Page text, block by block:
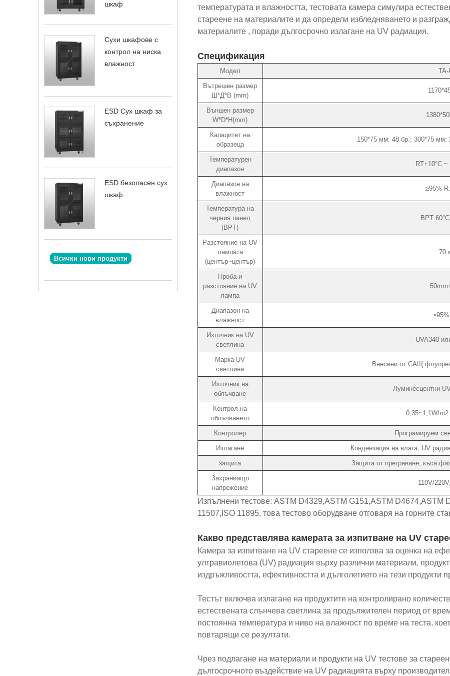
шкаф
Сухи шкафове с
контрол на ниска
влажност
ESD Сух шкаф за
съхранение
ESD безопасен сух
шкаф
Всички нови продукти
температурата и влажността, тестовата камера симулира
стареене на материалите и да определи избледняването и
материалите , поради дългосрочно излагане на UV радиация.
Спецификация
Модел
TA-
Вътрешен размер
Ш*Д*В (mm)
Външен размер
W*D*H(mm)
Капацитет на
образеца
150*75 мм: 48 бр.; 300*75 мм:
Температурен
диапазон
RT+10°C ~
Диапазон на
влажност
≥95%
Температура на
черния панел
(BPT)
BPT
Разстояние на UV
лампата
(център~център)
70
Проба и
разстояние на UV
лампа
Диапазон на
влажност
Източник на UV
светлина
UVA340
Марка UV
светлина
Внесени от САЩ
Източник на
облъчване
Луминесцентни
Контрол на
облъчването
0,35~1,1W/
Контролер
Програмируем
Излагане
Кондензация на влага, UV
защита
Защита от прегряване, къса
Захранващо
напрежение
110V/
Изпълнени тестове: ASTM D4329,ASTM G151,ASTM D4674,ASTM
11507,ISO 11895, това тестово оборудване отговаря на горните
Какво представлява камерата за изпитване на UV
Камера за изпитване на UV стареене се използва за оценка на
ултравиолетова (UV) радиация върху различни материали,
издръжливостта, ефективността и дълголетието на тези продукти
Тестът включва излагане на продуктите на контролирано
естествената слънчева светлина за продължителен период от
постоянна температура и ниво на влажност по време на теста,
повтарящи се резултати.
Чрез подлагане на материали и продукти на UV тестове за
дългосрочното въздействие на UV радиацията върху